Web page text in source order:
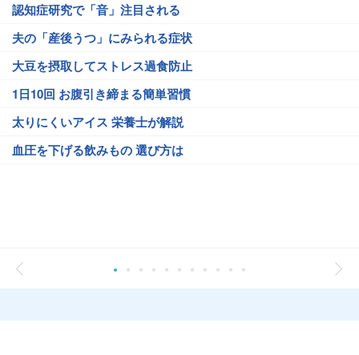
認知症研究で「音」注目される
夫の「産後うつ」にみられる症状
大豆を摂取してストレス過食防止
1日10回 お腹引き締まる簡単習慣
太りにくいアイス 栄養士が解説
血圧を下げる飲みもの 選び方は